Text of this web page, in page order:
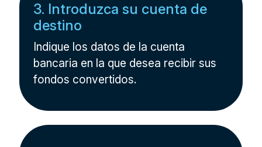
3. Introduzca su cuenta de
destino
Indique los datos de la cuenta
bancaria en la que desea recibir sus
fondos convertidos.